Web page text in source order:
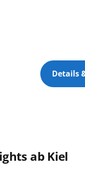
Details
ab Kiel